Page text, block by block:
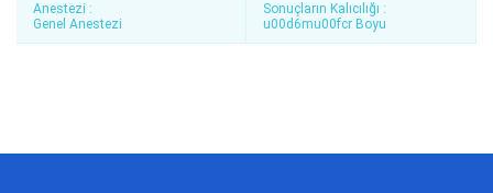
Anestezi :
Genel Anestezi
Sonuçların Kalıcılığı :
u00d6mu00fcr Boyu